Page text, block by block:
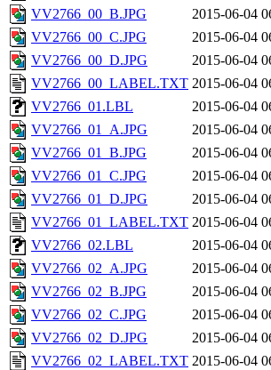
VV2766_00_B.JPG
2015-06-04
VV2766_00_C.JPG
2015-06-04
VV2766_00_D.JPG
2015-06-04
VV2766_00_LABEL.TXT 2015-06-04
VV2766_01.LBL
2015-06-04
VV2766_01_A.JPG
2015-06-04
VV2766_01_B.JPG
2015-06-04
VV2766_01_C.JPG
2015-06-04
VV2766_01_D.JPG
2015-06-04
VV2766_01_LABEL.TXT 2015-06-04
VV2766_02.LBL
2015-06-04
VV2766_02_A.JPG
2015-06-04
VV2766_02_B.JPG
2015-06-04
VV2766_02_C.JPG
2015-06-04
VV2766_02_D.JPG
2015-06-04
VV2766_02_LABEL.TXT 2015-06-04